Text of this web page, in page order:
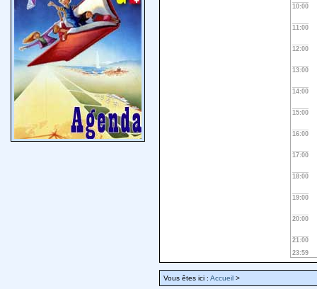
10:00
11:00
12:00
13:00
14:00
15:00
16:00
17:00
18:00
19:00
20:00
21:00
23:59
Vous êtes ici : Accueil >